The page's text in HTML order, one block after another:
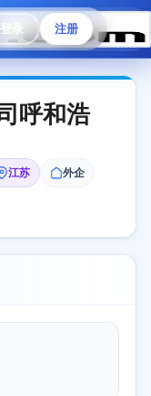
登录 注册
心 会员专区
呼和浩
江苏 外企